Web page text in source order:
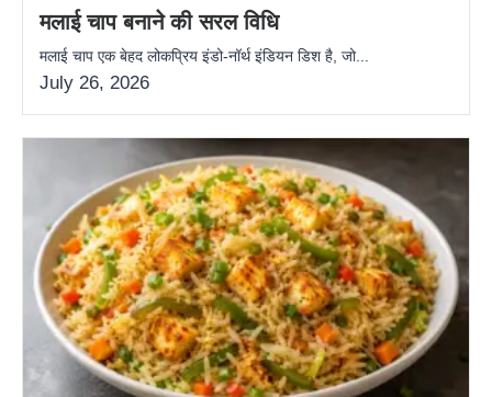
मलाई चाप बनाने की सरल विधि
मलाई चाप एक बेहद लोकप्रिय इंडो-नॉर्थ इंडियन डिश है, जो...
July 26, 2026